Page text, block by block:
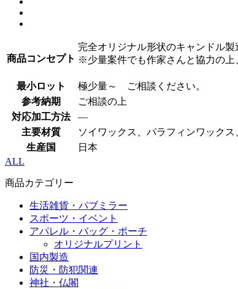
商品コンセプト
完全オリジナル形状のキャンドル製
※少量案件でも作家さんと協力の上
最小ロット
極少量～ ご相談ください。
参考納期
ご相談の上
対応加工方法
―
主要材質
ソイワックス、パラフィンワック
生産国
日本
ALL
商品カテゴリー
生活雑貨・パブミラー
スポーツ・イベント
アパレル・バッグ・ポーチ
オリジナルプリント
国内製造
防災・防犯関連
神社・仏閣